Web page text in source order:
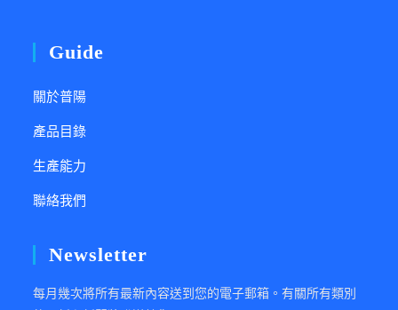
Guide
關於普陽
產品目錄
生產能力
聯絡我們
Newsletter
每月幾次將所有最新內容送到您的電子郵箱。有關所有類別